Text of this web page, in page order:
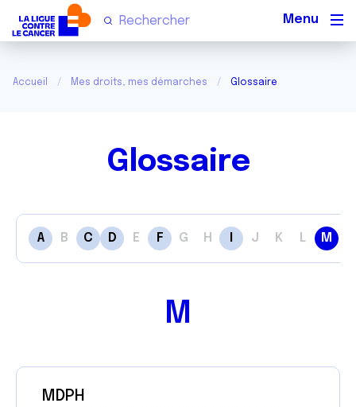
Accueil Mes droits, mes démarches Glossaire
Glossaire
A B C D E F G H J K L M
M
MDPH